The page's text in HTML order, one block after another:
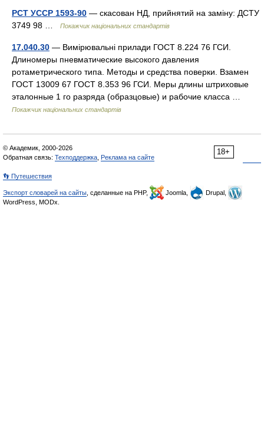
РСТ УССР 1593-90 — скасован НД, прийнятий на заміну: ДСТУ
3749 98 …
Покажчик національних стандартів
17.040.30 — Вимірювальні прилади ГОСТ 8.224 76 ГСИ.
Длиномеры пневматические высокого давления
ротаметрического типа. Методы и средства поверки. Взамен
ГОСТ 13009 67 ГОСТ 8.353 96 ГСИ. Меры длины штриховые
эталонные 1 го разряда (образцовые) и рабочие класса …
Покажчик національних стандартів
18+
© Академик, 2000-2026
Обратная связь: Техподдержка Реклама на сайте
👣 Путешествия
Экспорт словарей на сайты , сделанные на PHP, Joomla,
Drupal,
WordPress, MODx.